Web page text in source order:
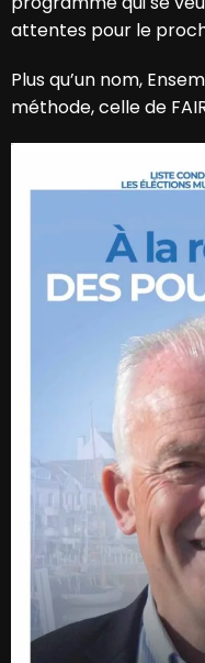
attentes pour le
Plus qu’un nom,
méthode, celle de